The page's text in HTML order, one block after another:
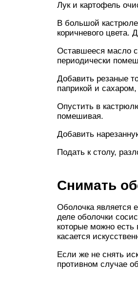
Лук и картофель
В большой кастрюле
коричневого цвета.
Оставшееся масло
периодически
Добавить резаные
паприкой и
Опустить в
помешивая.
Добавить
Подать к столу,
Снимать
Оболочка является
деле оболочки
которые можно есть
касается
Если же не снять
противном случае